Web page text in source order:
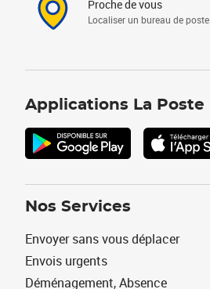
Proche de vous
Localiser un bureau de poste
Applications La Poste
Nos Services
Envoyer sans vous déplacer
Envois urgents
Déménagement, Absence